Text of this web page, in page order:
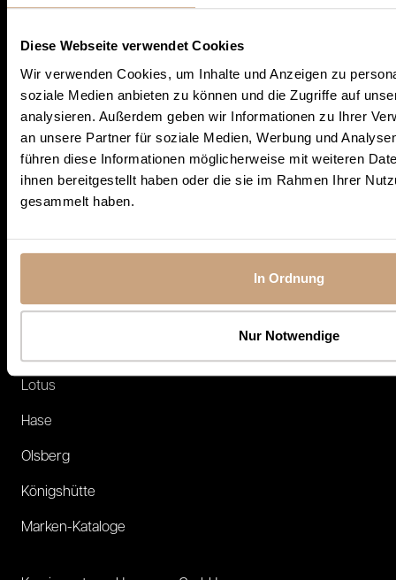
Diese Webseite verwendet Cookies
Wir verwenden Cookies, um Inhalte und Anzeigen zu
soziale Medien anbieten zu können und die Zugriffe auf
analysieren. Außerdem geben wir Informationen zu Ihrer
an unsere Partner für soziale Medien, Werbung und
führen diese Informationen möglicherweise mit weiteren
ihnen bereitgestellt haben oder die sie im Rahmen Ihrer
gesammelt haben.
In Ordnung
Nur Notwendige
Sofort verfügbare Öfen
Angebote
Ausstellungsstücke
Schornsteinsysteme
MARKEN
Austroflamm
Drooff
TermaTech
Lotus
Hase
Olsberg
Königshütte
Marken-Kataloge
Jobs
Impressum
Datenschutz
Cookie-Einstellungen